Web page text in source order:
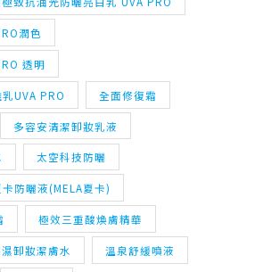
潤色
透明
UVA PRO 全面修復霜
多容安清潔卸妝乳液
太空科技防曬
防曬液(MELA夏卡)
極效三重酸煥膚精華
卸妝潔膚水 溫泉舒緩噴液